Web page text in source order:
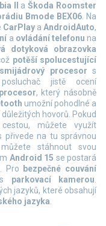
II a Škoda Roomster
Bmode BEX06. Na
CarPlay a AndroidAuto,
a ovládání telefonu na
dotyková obrazovka
potěší spolucestující
procesor s
jistě ocení
, který násobně
umožní pohodlné a
hovorů. Pokud
můžete využít
přivede na tu správnou
stáhnout svou
Android 15 se postará
. Pro
bezpečné couvání
parkovací kamerou.
jazyků, které obsahují
jazyka.